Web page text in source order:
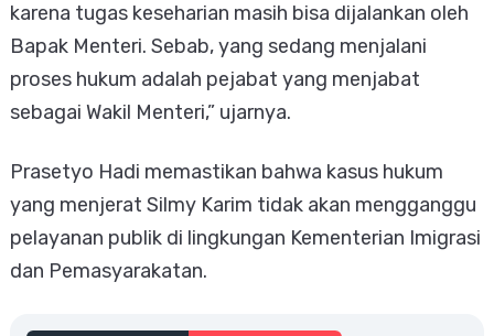
karena tugas keseharian masih bisa dijalankan oleh
Bapak Menteri. Sebab, yang sedang menjalani
proses hukum adalah pejabat yang menjabat
sebagai Wakil Menteri,” ujarnya.
Prasetyo Hadi memastikan bahwa kasus hukum
yang menjerat Silmy Karim tidak akan mengganggu
pelayanan publik di lingkungan Kementerian Imigrasi
dan Pemasyarakatan.